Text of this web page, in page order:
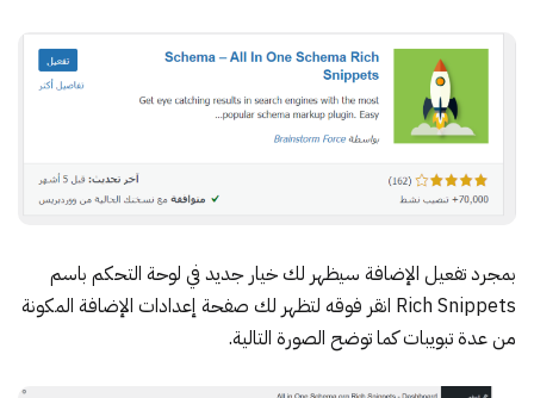
بمجرد تفعيل الإضافة سيظهر لك خيار جديد في لوحة التحكم باسم
Rich Snippets انقر فوقه لتظهر لك صفحة إعدادات الإضافة المكونة
من عدة تبويبات كما توضح الصورة التالية.